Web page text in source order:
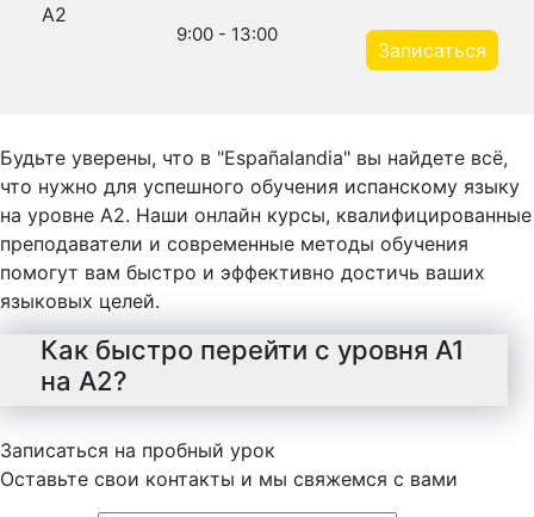
A2
9:00 - 13:00
Записаться
Будьте уверены, что в "Españalandia" вы найдете всё,
что нужно для успешного обучения испанскому языку
на уровне A2. Наши онлайн курсы, квалифицированные
преподаватели и современные методы обучения
помогут вам быстро и эффективно достичь ваших
языковых целей.
Как быстро перейти с уровня A1
на A2?
Записаться на пробный урок
Оставьте свои контакты и мы свяжемся с вами